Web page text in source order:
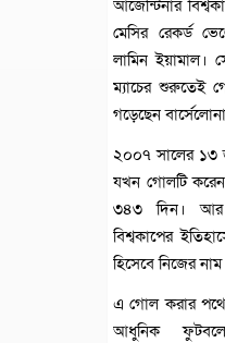
আর্জেন্টিনার
মেসির রেকর্ড
লামিন
ম্যাচের শুরুতেই
গড়েছেন
২০০৭ সালের ১৩
যখন গোলটি
৩৪৩ দিন।
বিশ্বকাপের
হিসেবে নিজের
এ গোল করার পথে
আধুনিক